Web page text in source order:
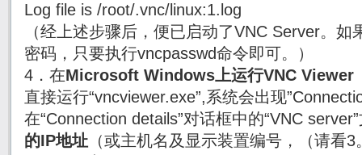
Log file is /root/.vnc/linux:1.log
（经上述步骤后，便已启动了VNC Server。
密码，只要执行vncpasswd命令即可。）
4．在Microsoft Windows上运行VNC Viewer
直接运行“vncviewer.exe”,系统会出现
在“Connection details”对话框中的“VNC
的IP地址 （或主机名及显示装置编号，（请看